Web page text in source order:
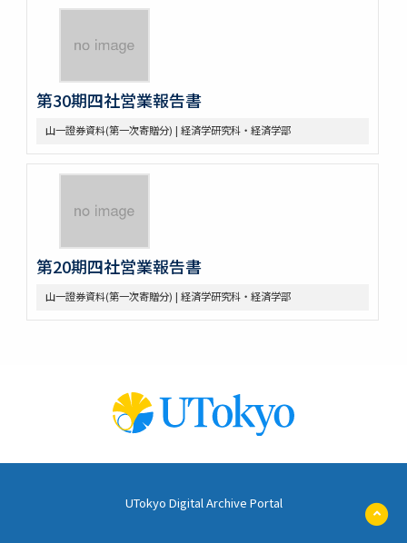
第30期四社営業報告書
山一證券資料(第一次寄贈分) | 経済学研究科・経済学部
第20期四社営業報告書
山一證券資料(第一次寄贈分) | 経済学研究科・経済学部
UTokyo Digital Archive Portal
ペ